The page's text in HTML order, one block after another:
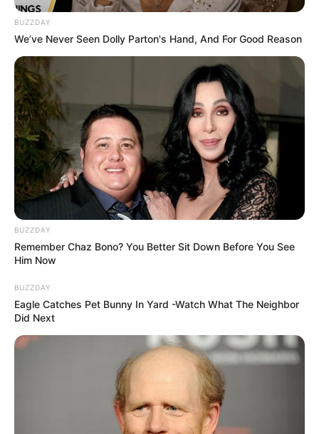
BUZZDAY
We’ve Never Seen Dolly Parton's Hand, And For Good Reason
BUZZDAY
Remember Chaz Bono? You Better Sit Down Before You See
Him Now
BUZZDAY
Eagle Catches Pet Bunny In Yard -Watch What The Neighbor
Did Next